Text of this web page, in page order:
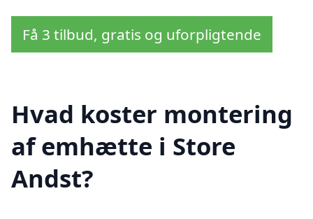
Få 3 tilbud, gratis og uforpligtende
Hvad koster montering
af emhætte i Store
Andst?